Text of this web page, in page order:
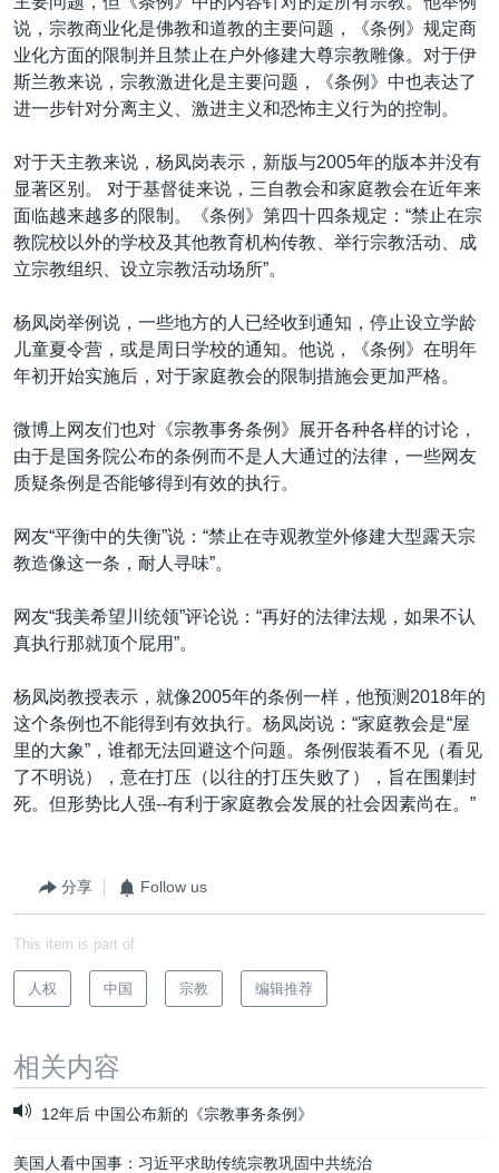
说，宗教商业化是佛教和道教的主要问题，《条例》规定商
业化方面的限制并且禁止在户外修建大尊宗教雕像。对于伊
斯兰教来说，宗教激进化是主要问题，《条例》中也表达了
进一步针对分离主义、激进主义和恐怖主义行为的控制。
对于天主教来说，杨凤岗表示，新版与2005年的版本并没有
显著区别。 对于基督徒来说，三自教会和家庭教会在近年来
面临越来越多的限制。《条例》第四十四条规定：“禁止在宗
教院校以外的学校及其他教育机构传教、举行宗教活动、成
立宗教组织、设立宗教活动场所”。
杨凤岗举例说，一些地方的人已经收到通知，停止设立学龄
儿童夏令营，或是周日学校的通知。他说，《条例》在明年
年初开始实施后，对于家庭教会的限制措施会更加严格。
微博上网友们也对《宗教事务条例》展开各种各样的讨论，
由于是国务院公布的条例而不是人大通过的法律，一些网友
质疑条例是否能够得到有效的执行。
网友“平衡中的失衡”说：“禁止在寺观教堂外修建大型露天宗
教造像这一条，耐人寻味”。
网友“我美希望川统领”评论说：“再好的法律法规，如果不认
真执行那就顶个屁用”。
杨凤岗教授表示，就像2005年的条例一样，他预测2018年的
这个条例也不能得到有效执行。杨凤岗说：“家庭教会是“屋
里的大象”，谁都无法回避这个问题。条例假装看不见（看见
了不明说），意在打压（以往的打压失败了），旨在围剿封
死。但形势比人强--有利于家庭教会发展的社会因素尚在。”
分享 Follow us
This item is part of
人权 中国 宗教 编辑推荐
相关内容
12年后 中国公布新的《宗教事务条例》
美国人看中国事：习近平求助传统宗教巩固中共统治